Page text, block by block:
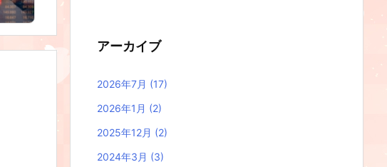
アーカイブ
2026年7月 (17)
2026年1月 (2)
2025年12月 (2)
2024年3月 (3)